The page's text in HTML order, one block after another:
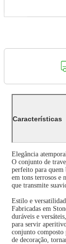
Características
Elegância
O conjunto de
perfeito para quem
em tons terrosos e
que transmite
Estilo e
Fabricadas em
duráveis e
para servir
conjunto composto
de decoração,